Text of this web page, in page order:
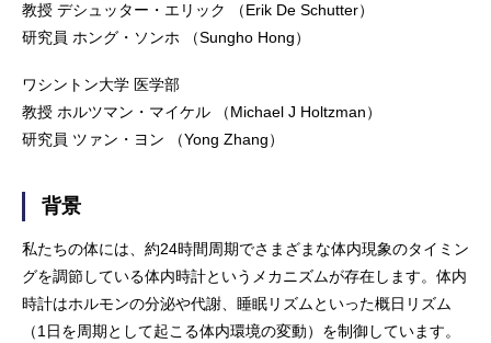
教授 デシュッター・エリック （Erik De Schutter）
研究員 ホング・ソンホ （Sungho Hong）
ワシントン大学 医学部
教授 ホルツマン・マイケル （Michael J Holtzman）
研究員 ツァン・ヨン （Yong Zhang）
背景
私たちの体には、約24時間周期でさまざまな体内現象のタイミン
グを調節している体内時計というメカニズムが存在します。体内
時計はホルモンの分泌や代謝、睡眠リズムといった概日リズム
（1日を周期として起こる体内環境の変動）を制御しています。